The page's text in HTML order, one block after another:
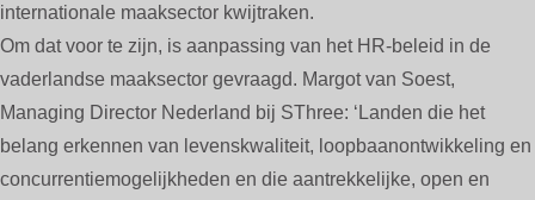
internationale maaksector kwijtraken.
Om dat voor te zijn, is aanpassing van het HR-beleid in de
vaderlandse maaksector gevraagd. Margot van Soest,
Managing Director Nederland bij SThree: ‘Landen die het
belang erkennen van levenskwaliteit, loopbaanontwikkeling en
concurrentiemogelijkheden en die aantrekkelijke, open en